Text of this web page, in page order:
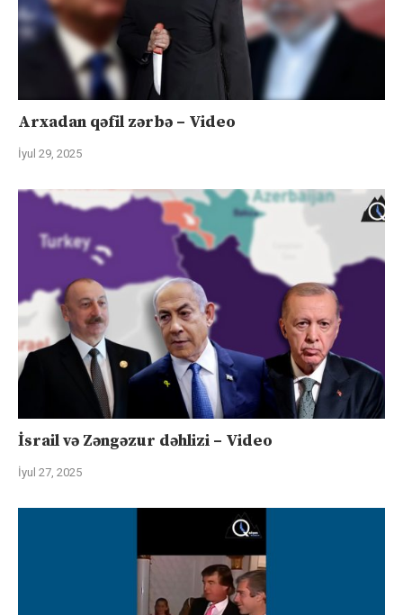
Arxadan qəfil zərbə – Video
İyul 29, 2025
İsrail və Zəngəzur dəhlizi – Video
İyul 27, 2025